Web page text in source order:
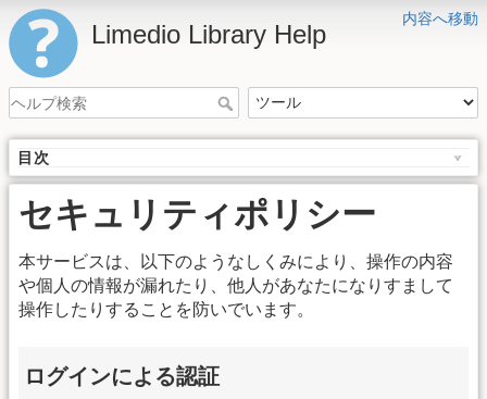
内容へ移動
Limedio Library Help
目次
セキュリティポリシー
本サービスは、以下のようなしくみにより、操作の内容
や個人の情報が漏れたり、他人があなたになりすまして
操作したりすることを防いでいます。
ログインによる認証